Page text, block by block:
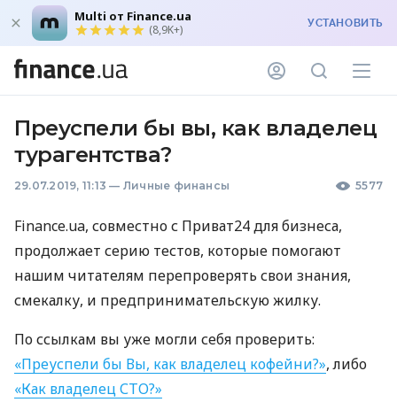
Multi от Finance.ua
(8,9K+) УСТАНОВИТЬ
Преуспели бы вы, как владелец
турагентства?
29.07.2019, 11:13 — Личные финансы 5577
Finance.ua, совместно с Приват24 для бизнеса,
продолжает серию тестов, которые помогают
нашим читателям перепроверять свои знания,
смекалку, и предпринимательскую жилку.
По ссылкам вы уже могли себя проверить:
«Преуспели бы Вы, как владелец кофейни?», либо
«Как владелецСТО?»